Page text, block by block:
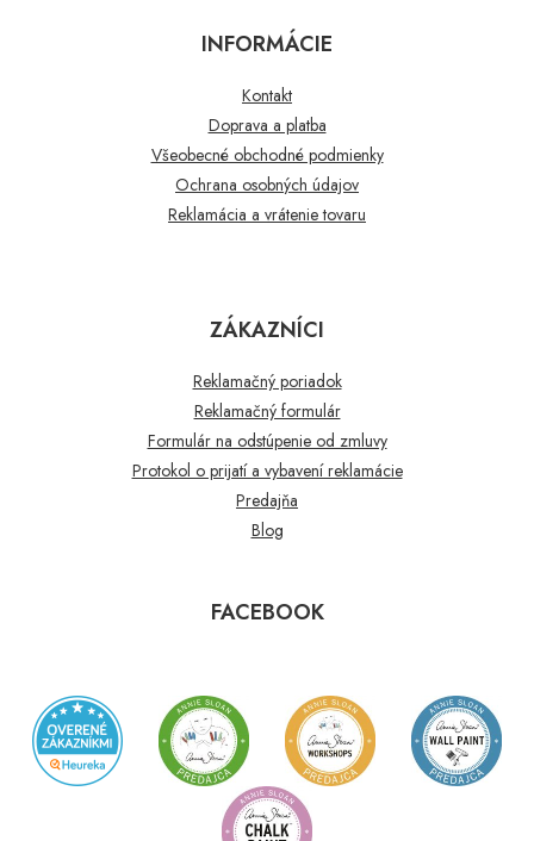
INFORMÁCIE
Kontakt
Doprava a platba
Všeobecné obchodné podmienky
Ochrana osobných údajov
Reklamácia a vrátenie tovaru
ZÁKAZNÍCI
Reklamačný poriadok
Reklamačný formulár
Formulár na odstúpenie od zmluvy
Protokol o prijatí a vybavení reklamácie
Predajňa
Blog
FACEBOOK